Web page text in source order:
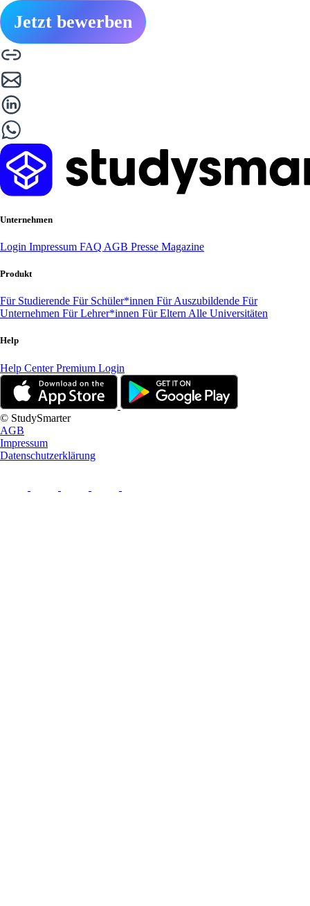
Jetzt bewerben
Unternehmen
Login Impressum FAQ AGB Presse Magazine
Produkt
Für Studierende Für Schüler*innen Für Auszubildende Für
Unternehmen Für Lehrer*innen Für Eltern Alle Universitäten
Help
Help CenterPremium Login
© StudySmarter
AGB
Impressum
Datenschutzerklärung